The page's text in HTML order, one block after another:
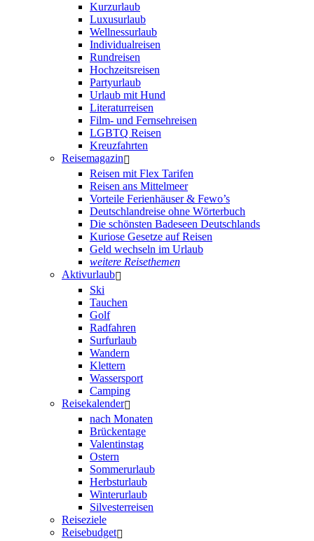
Kurzurlaub
Luxusurlaub
Wellnessurlaub
Individualreisen
Rundreisen
Hochzeitsreisen
Partyurlaub
Urlaub mit Hund
Literaturreisen
Film- und Fernsehreisen
LGBTQ Reisen
Kreuzfahrten
Reisemagazin
Reisen mit Flex Tarifen
Reisen ans Mittelmeer
Vorteile Ferienhäuser & Fewo’s
Deutschlandreise ohne Wörterbuch
Die schönsten Badeseen Deutschlands
Kuriose Gesetze auf Reisen
Geld wechseln im Urlaub
weitere Reisethemen
Aktivurlaub
Ski
Tauchen
Golf
Radfahren
Surfurlaub
Wandern
Klettern
Wassersport
Camping
Reisekalender
nach Monaten
Brückentage
Valentinstag
Ostern
Sommerurlaub
Herbsturlaub
Winterurlaub
Silvesterreisen
Reiseziele
Reisebudget